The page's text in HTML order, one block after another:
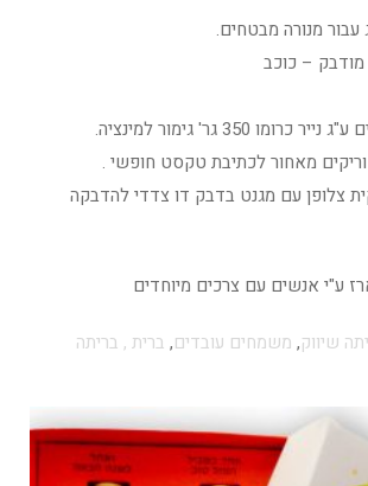
עבור מנורה מבטחים.
– כוכב
350 גר' גימור למינציה.
מאחור לכתיבת טקסט חופשי .
צלופן עם מגנט בדבק דו צדדי להדבקה
ע"י אנשים עם צרכים מיוחדים
שיווק, משמחים עובדים, ברית , בריתה